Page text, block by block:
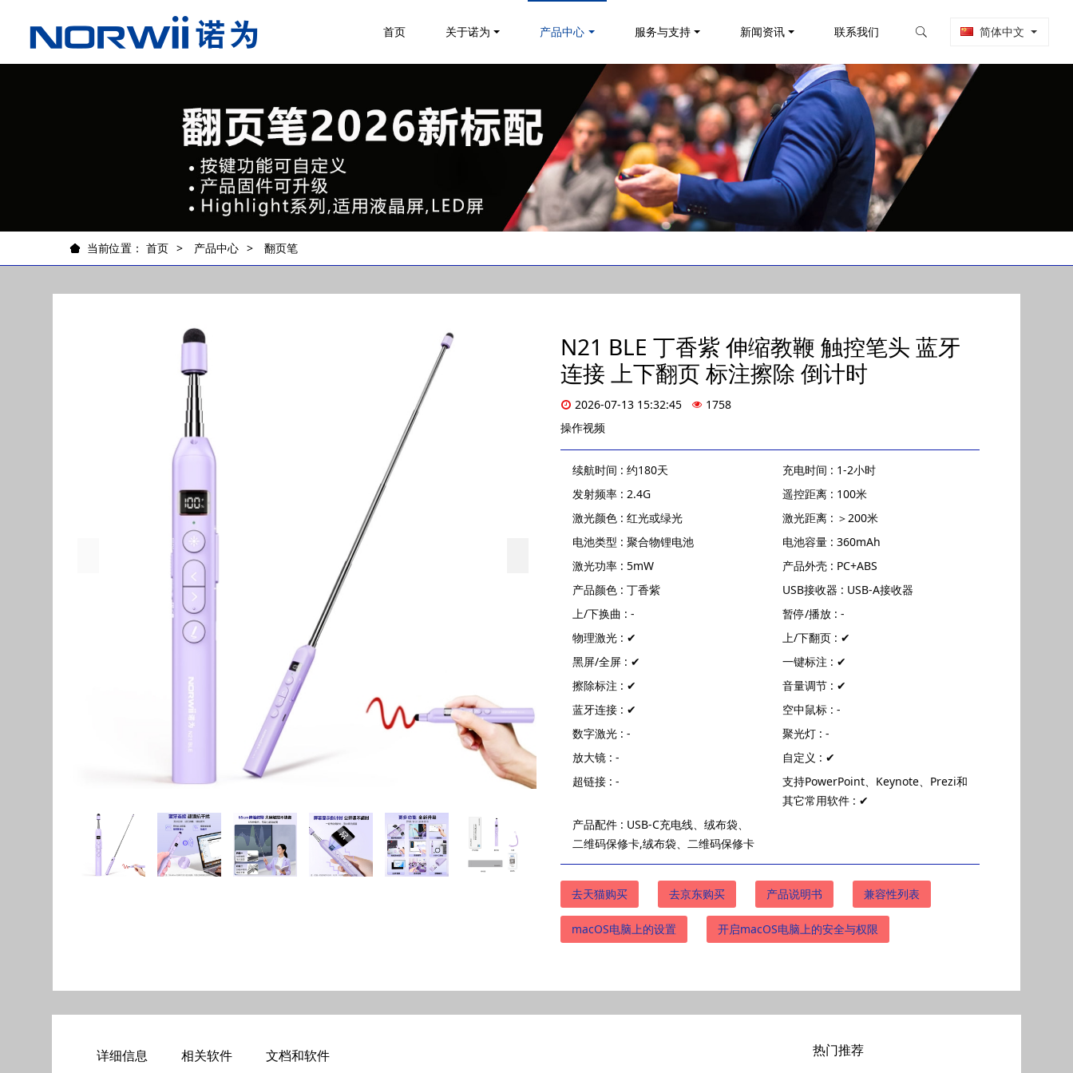
简体中文
首页 关于诺为 产品中心 服务与支持 新闻资讯 联系我们
当前位置： 首页 产品中心 翻页笔
N21 BLE 丁香紫 伸缩教鞭 触控笔头 蓝牙
连接 上下翻页 标注擦除 倒计时
2026-07-13 15:32:45
1758
操作视频
续航时间 : 约180天
充电时间 : 1-2小时
发射频率 : 2.4G
遥控距离 : 100米
激光颜色 : 红光或绿光
激光距离 : ＞200米
电池类型 : 聚合物锂电池
电池容量 : 360mAh
激光功率 : 5mW
产品外壳 : PC+ABS
产品颜色 : 丁香紫
USB接收器 : USB-A接收器
上/下换曲 : -
暂停/播放 : -
物理激光 : ✔
上/下翻页 : ✔
黑屏/全屏 : ✔
一键标注 : ✔
擦除标注 : ✔
音量调节 : ✔
蓝牙连接 : ✔
空中鼠标 : -
数字激光 : -
聚光灯 : -
放大镜 : -
自定义 : ✔
超链接 : -
支持PowerPoint、Keynote、Prezi和
其它常用软件 : ✔
产品配件 : USB-C充电线、绒布袋、
二维码保修卡,绒布袋、二维码保修卡
去天猫购买 去京东购买 产品说明书 兼容性列表
macOS电脑上的设置 开启macOS电脑上的安全与权限
详细信息 相关软件 文档和软件 热门推荐